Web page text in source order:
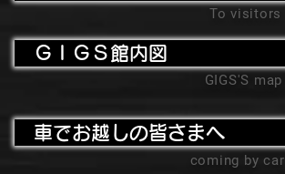
To visitors
ＧＩＧＳ館内図
GIGS'S map
車でお越しの皆さまへ
coming by car